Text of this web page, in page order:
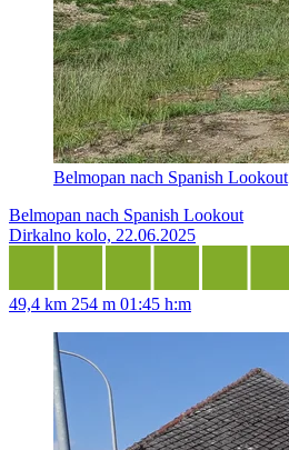
Belmopan nach Spanish Lookout
Belmopan nach Spanish Lookout
Dirkalno kolo, 22.06.2025
49,4 km 254 m 01:45 h:m